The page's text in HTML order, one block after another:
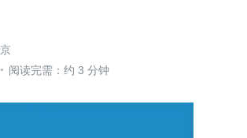
阅读完需：约 3 分钟